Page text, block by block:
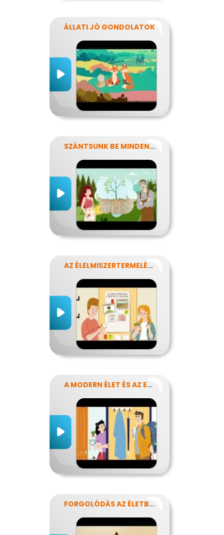
ÁLLATI JÓ GONDOLATOK
SZÁNTSUNK BE MINDENT? FENNTARTHATÓ GAZDÁLKODÁS.
AZ ÉLELMISZERTERMELÉS HATÁSA
A MODERN ÉLET ÉS AZ ENERGIA
FORGOLÓDÁS AZ ÉLETBEN